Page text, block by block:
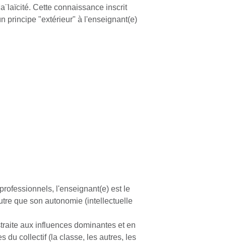
Cette connaissance inscrit
principe "extérieur" à l'enseignant(e)
l'enseignant(e) est le
que son autonomie (intellectuelle
aux influences dominantes et en
du collectif (la classe, les autres, les